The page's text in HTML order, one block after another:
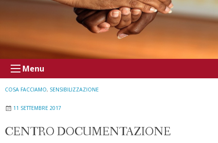
Menu
COSA FACCIAMO, SENSIBILIZZAZIONE
11 SETTEMBRE 2017
CENTRO DOCUMENTAZIONE